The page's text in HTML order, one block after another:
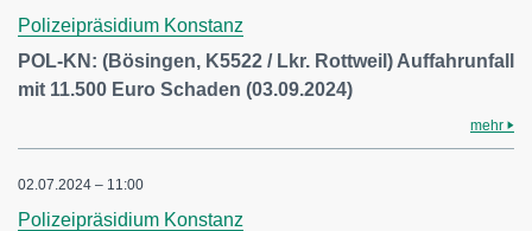
Polizeipräsidium Konstanz
POL-KN: (Bösingen, K5522 / Lkr. Rottweil) Auffahrunfall
mit 11.500 Euro Schaden (03.09.2024)
mehr
02.07.2024 – 11:00
Polizeipräsidium Konstanz